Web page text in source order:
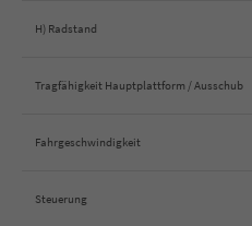
H) Radstand
Tragfähigkeit Hauptplattform / Ausschub
Fahrgeschwindigkeit
Steuerung